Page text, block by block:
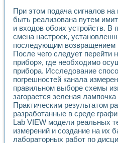
Развитие LabVIEW
Разработка
Об опыте работы
Технологии NI в
Система диагностики
Лабораторный
Партнеры
Академические и
Учебные заведения
Бизнес
Контакты
При этом подача сигналов
быть реализована путем
и входов обоих устройств. В
смена настроек,
последующим возвращением
После чего следует перейти
прибор», где необходимо
прибора. Исследование
погрешностей канала
правильном выборе схемы
загорается зеленая
Практическим результатом
разработанные в среде
Lab VIEW модели реальных
измерений и создание на их
лабораторных работ по